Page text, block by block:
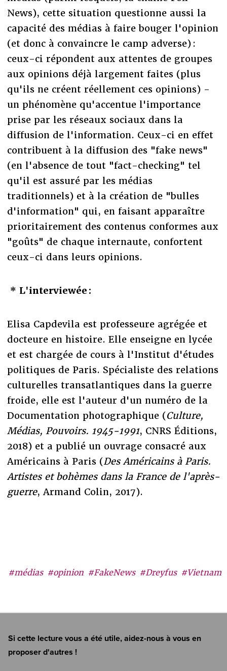
#médias #opinion #FakeNews #Dreyfus #Vietnam
News), cette situation questionne aussi la
capacité des médias à faire bouger l'opinion
(et donc à convaincre le camp adverse) :
ceux-ci répondent aux attentes de groupes
aux opinions déjà largement faites (plus
qu'ils ne créent réellement ces opinions) -
un phénomène qu'accentue l'importance
prise par les réseaux sociaux dans la
diffusion de l'information. Ceux-ci en effet
contribuent à la diffusion des "fake news"
(en l'absence de tout "fact-checking" tel
qu'il est assuré par les médias
traditionnels) et à la création de "bulles
d'information" qui, en faisant apparaître
prioritairement des contenus conformes aux
"goûts" de chaque internaute, confortent
ceux-ci dans leurs opinions.
* L'interviewée :
Elisa Capdevila est professeure agrégée et
docteure en histoire. Elle enseigne en lycée
et est chargée de cours à l'Institut d'études
politiques de Paris. Spécialiste des relations
culturelles transatlantiques dans la guerre
froide, elle est l'auteur d'un numéro de la
Documentation photographique (Culture,
Médias, Pouvoirs. 1945-1991, CNRS Éditions,
2018) et a publié un ouvrage consacré aux
Américains à Paris (Des Américains à Paris.
Artistes et bohèmes dans la France de l'après-
guerre, Armand Colin, 2017).
Si cette lecture vous a été utile, aidez-nous à vous en
proposer d'autres !